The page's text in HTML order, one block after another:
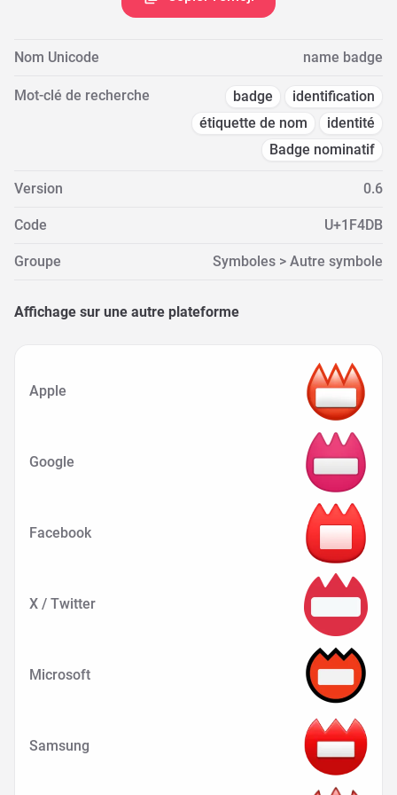
Nom Unicode name badge
Mot-clé de recherche badge
identification
étiquette de nom
identité
Badge nominatif
Version 0.6
Code U+1F4DB
Groupe Symboles > Autre symbole
Affichage sur une autre plateforme
Apple
Google
Facebook
X / Twitter
Microsoft
Samsung